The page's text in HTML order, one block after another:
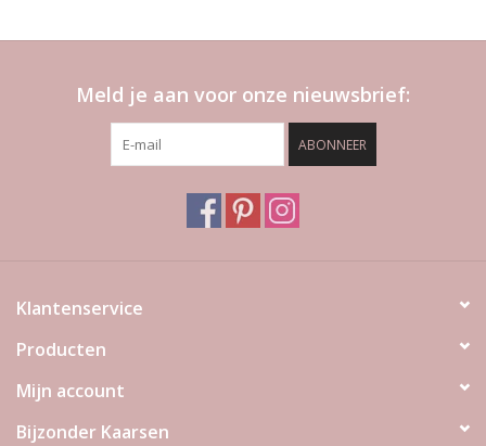
Meld je aan voor onze nieuwsbrief:
ABONNEER
Klantenservice
Producten
Mijn account
Bijzonder Kaarsen